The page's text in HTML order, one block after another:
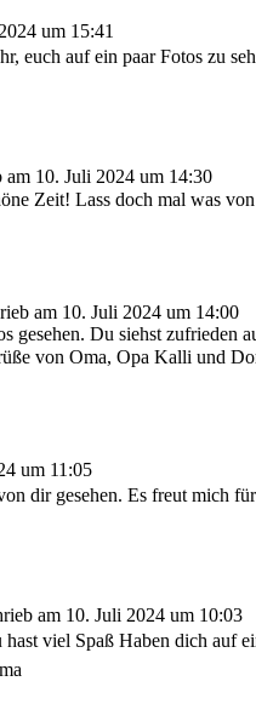
um 15:41
euch auf ein paar Fotos zu
am 10. Juli 2024 um 14:30
Zeit! Lass doch mal was
am 10. Juli 2024 um 14:00
gesehen. Du siehst zufrieden
von Oma, Opa Kalli und
um 11:05
dir gesehen. Es freut mich
am 10. Juli 2024 um 10:03
viel Spaß Haben dich auf